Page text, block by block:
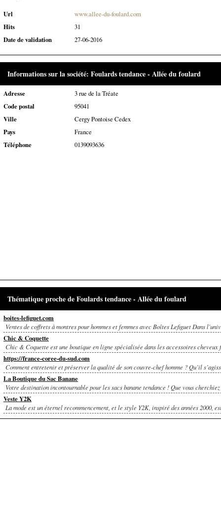
Url
www.allee-du-foulard.com
Hits
31
Date de validation
27-06-2016
Informations sur la société: Foulards tendance - Allée du foulard
Adresse
3 rue de la Tréate
Code postal
95041
Ville
Cergy Pontoise Cedex
Pays
France
Téléphone
0139093636
Thématique proche de Foulards tendance - Allée du foulard
boites-lefiguet.com
Ventes de coffrets à montres pour hommes et femmes avec Boîtes Lefiguet Dans
Chic & Coquette
Chic & Coquette est une boutique en ligne spécialisée dans les accessoires cheveux
https://france-coree-du-sud.com
Comment entretenir et préserver la qualité de son couvre-chef homme ? Qu’il
La Boutique du Sac Banane
Votre destination incontournable pour les sacs banane tendance ! Que vous
Veste Y2K
La mode est un éternel recommencement, et le style Y2K, inspiré des années 2000,